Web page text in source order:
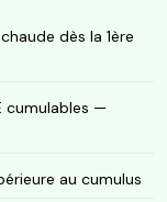
dès la 1ère
cumulables —
au cumulus